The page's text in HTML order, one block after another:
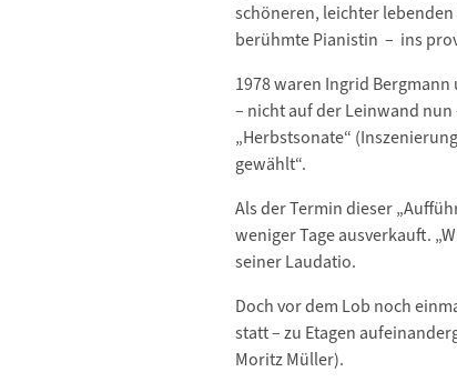
schöneren, leichter
berühmte Pianistin – ins
1978 waren Ingrid
– nicht auf der Leinwand
„Herbstsonate“
gewählt“.
Als der Termin dieser
weniger Tage ausverkauft.
seiner Laudatio.
Doch vor dem Lob noch
statt – zu Etagen
Moritz Müller).